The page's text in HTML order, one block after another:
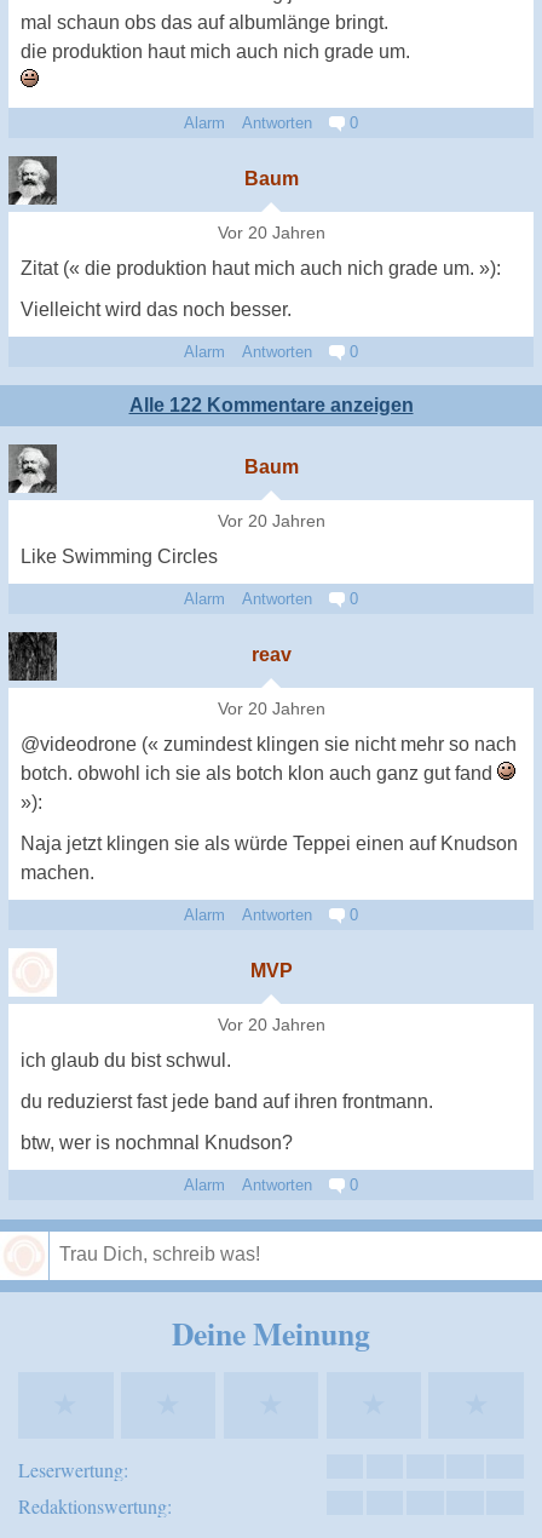
mal schaun obs das auf albumlänge bringt.
die produktion haut mich auch nich grade um.
Alarm Antworten 0
Baum
Vor 20 Jahren
Zitat (« die produktion haut mich auch nich grade um. »):
Vielleicht wird das noch besser.
Alarm Antworten 0
Alle 122 Kommentare anzeigen
Baum
Vor 20 Jahren
Like Swimming Circles
Alarm Antworten 0
reav
Vor 20 Jahren
@videodrone (« zumindest klingen sie nicht mehr so nach
botch. obwohl ich sie als botch klon auch ganz gut fand
»):
Naja jetzt klingen sie als würde Teppei einen auf Knudson
machen.
Alarm Antworten 0
MVP
Vor 20 Jahren
ich glaub du bist schwul.
du reduzierst fast jede band auf ihren frontmann.
btw, wer is nochmnal Knudson?
Alarm Antworten 0
Deine Meinung
Leserwertung:
Redaktionswertung: